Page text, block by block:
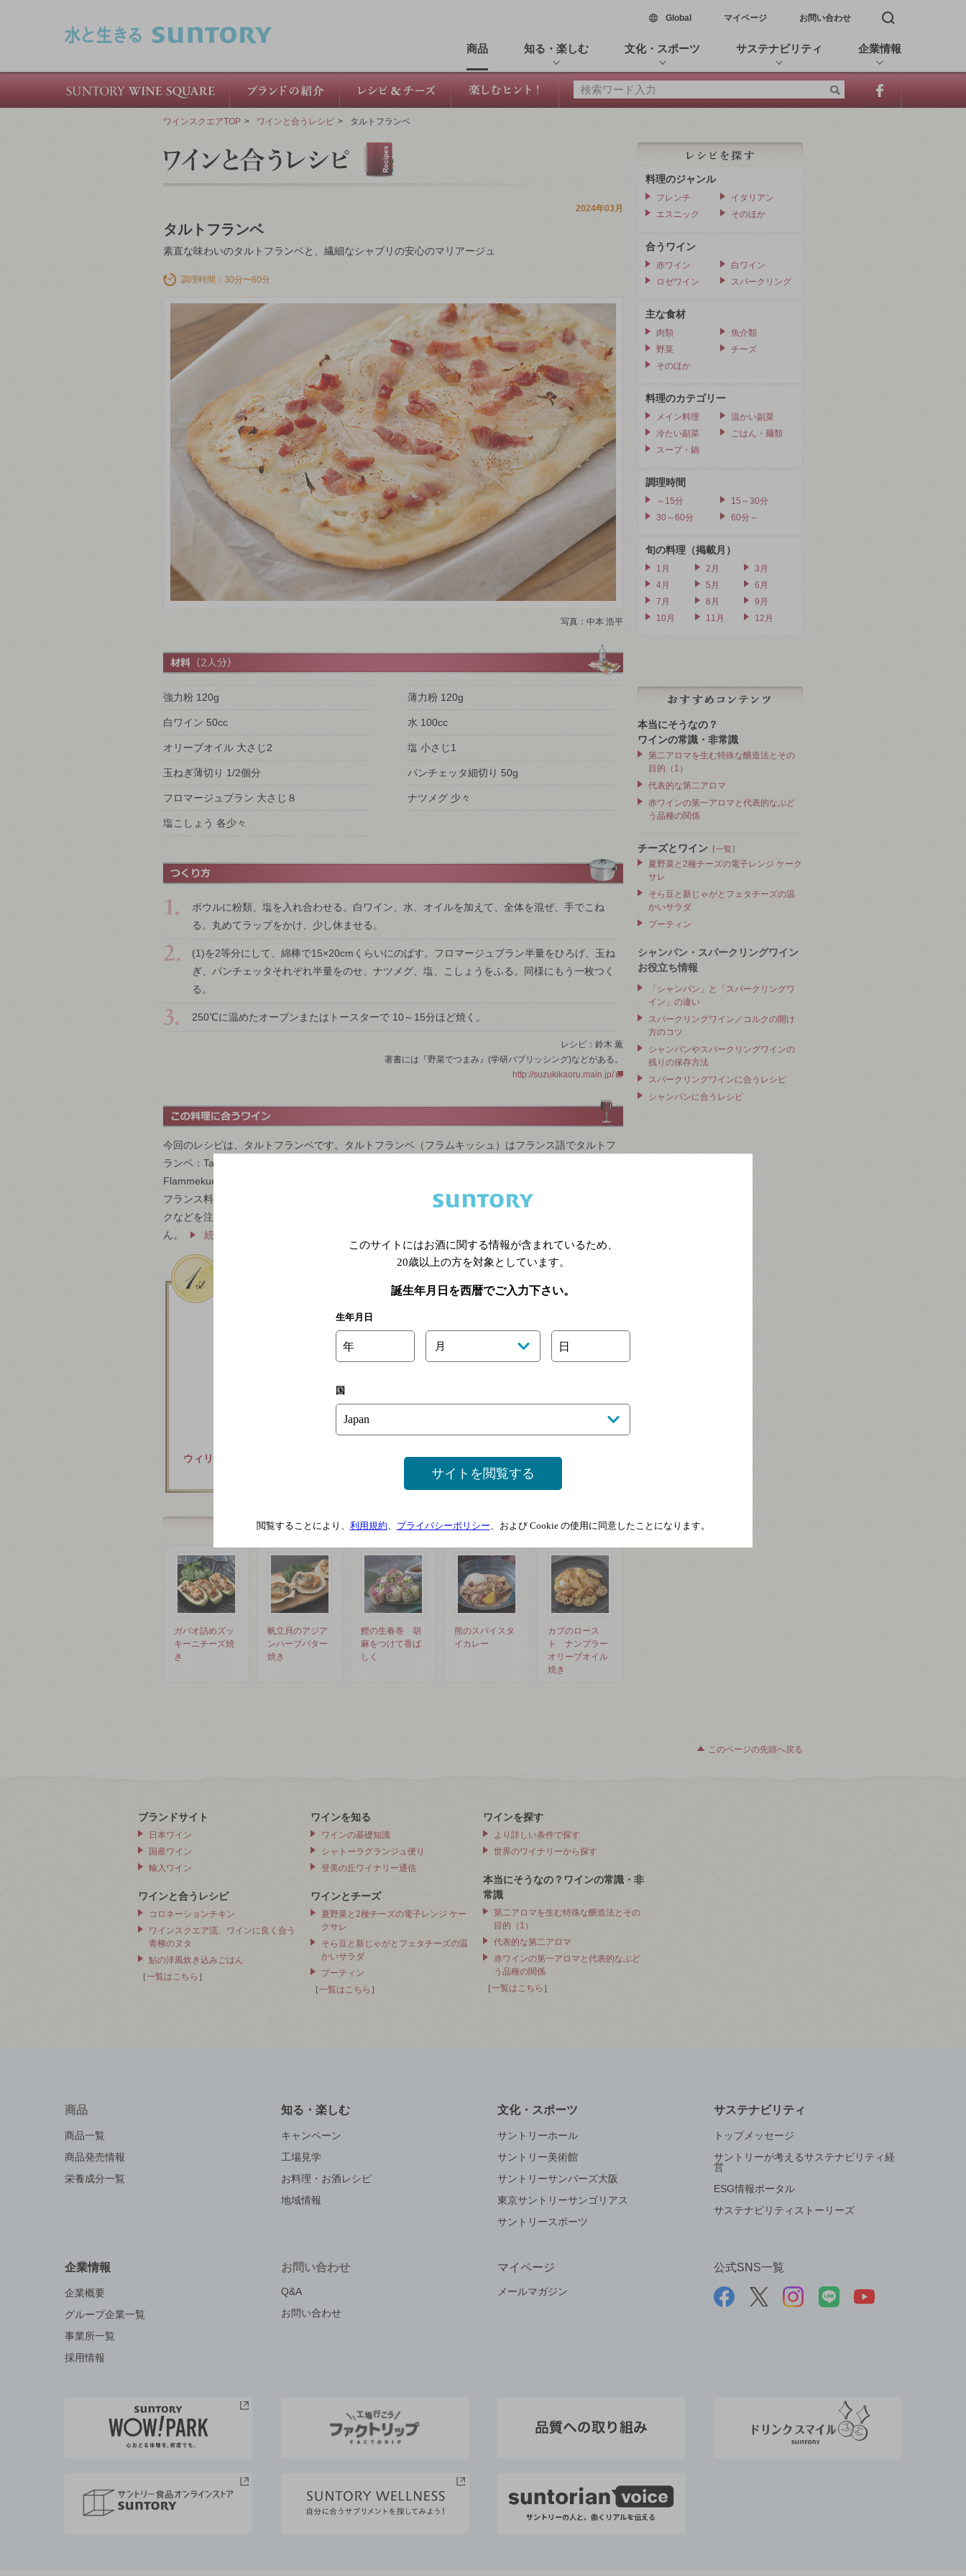
Global新しいウィンドウで開く
マイページ お問い合わせ 検索窓を開く
商品 知る・楽しむ 文化・スポーツ サステナビリティ 企業情報
ワインスクエアTOP > ワインと合うレシピ > タルトフランベ
2024年03月
タルトフランベ
素直な味わいのタルトフランベと、繊細なシャブリの安心のマリアージュ
調理時間：30分〜60分
写真：中本 浩平
強力粉 120g
白ワイン 50cc
オリーブオイル 大さじ2
玉ねぎ薄切り 1/2個分
フロマージュブラン 大さじ８
塩こしょう 各少々
薄力粉 120g
水 100cc
塩 小さじ1
パンチェッタ細切り 50g
ナツメグ 少々
ボウルに粉類、塩を入れ合わせる。白ワイン、水、オイルを加えて、全体を混ぜ、手でこね
る。丸めてラップをかけ、少し休ませる。
(1)を2等分にして、綿棒で15×20cmくらいにのばす。フロマージュブラン半量をひろげ、玉ね
ぎ、パンチェッタそれぞれ半量をのせ、ナツメグ、塩、こしょうをふる。同様にもう一枚つく
る。
250℃に温めたオーブンまたはトースターで 10～15分ほど焼く。
レシピ：鈴木 薫
著書には『野菜でつまみ』(学研パブリッシング)などがある。
http://suzukikaoru.main.jp/
今回のレシピは、タルトフランベです。タルトフランベ（フラムキッシュ）はフランス語でタルトフ
ランベ：Tarte Flambée、ドイツ語でフラムクーヘン：Flammkuchenアルザス語ではフラムクーヘ：
Flammekuecheです。フランス語のタルトフランベの名前には「フランベ」の部分があります。普通
フランス料理でフランベというと、例えば、ステーキを焼く時に、フライパンの上の肉に、コニャッ
クなどを注ぎかけて火をつける技法です。でもこのタルトフランベには、その燃やす工程はありませ
ん。
続きを見る
ウィリアム フェーブル
ヴュー パープ フランス
サントリーフロムファーム
高山村シャルドネ
一覧を見る
ガパオ詰めズッ
キーニチーズ焼
き
帆立貝のアジア
ンハーブバター
焼き
鰹の生春巻 胡
麻をつけて香ば
しく
熊のスパイスタ
イカレー
カブのロース
ト ナンプラー
オリーブオイル
焼き
料理のジャンル
フレンチ
イタリアン
エスニック
そのほか
合うワイン
赤ワイン
白ワイン
ロゼワイン
スパークリング
主な食材
肉類
魚介類
野菜
チーズ
そのほか
料理のカテゴリー
メイン料理
温かい副菜
冷たい副菜
ごはん・麺類
スープ・鍋
調理時間
～15分
15～30分
30～60分
60分～
旬の料理（掲載月）
1月 2月
3月
4月
5月
6月
7月
8月
9月
10月
11月 12月
本当にそうなの？
ワインの常識・非常識
第二アロマを生む特殊な醸造法とその
目的（1）
代表的な第二アロマ
赤ワインの第一アロマと代表的なぶど
う品種の関係
チーズとワイン ［一覧］
夏野菜と2種チーズの電子レンジ ケーク
サレ
そら豆と新じゃがとフェタチーズの温
かいサラダ
プーティン
シャンパン・スパークリングワイン
お役立ち情報
「シャンパン」と「スパークリングワ
イン」の違い
スパークリングワイン／コルクの開け
方のコツ
シャンパンやスパークリングワインの
残りの保存方法
スパークリングワインに合うレシピ
シャンパンに合うレシピ
このページの先頭へ戻る
ブランドサイト
日本ワイン
国産ワイン
輸入ワイン
ワインと合うレシピ
コロネーションチキン
ワインスクエア流、ワインに良く合う
青柳のヌタ
鮎の洋風炊き込みごはん
［一覧はこちら ］
ワインを知る
ワインの基礎知識
シャトーラグランジュ便り
登美の丘ワイナリー通信
ワインとチーズ
夏野菜と2種チーズの電子レンジ ケー
クサレ
そら豆と新じゃがとフェタチーズの温
かいサラダ
プーティン
［一覧はこちら ］
ワインを探す
より詳しい条件で探す
世界のワイナリーから探す
本当にそうなの？ワインの常識・非
常識
第二アロマを生む特殊な醸造法とその
目的（1）
代表的な第二アロマ
赤ワインの第一アロマと代表的なぶど
う品種の関係
［一覧はこちら ］
商品
商品一覧
商品発売情報
栄養成分一覧
知る・楽しむ
キャンペーン
工場見学
お料理・お酒レシピ
地域情報
文化・スポーツ
サントリーホール
サントリー美術館
サントリーサンバーズ大阪
東京サントリーサンゴリアス
サントリースポーツ
サステナビリティ
トップメッセージ
サントリーが考えるサステナビリティ経
営
ESG情報ポータル
サステナビリティストーリーズ
企業情報
企業概要
グループ企業一覧
事業所一覧
採用情報
お問い合わせ
Q&A
お問い合わせ
マイページ
メールマガジン
公式SNS一覧
このサイトにはお酒に関する情報が含まれているため、
20歳以上の方を対象としています。
誕生年月日を西暦でご入力下さい。
生年月日
年 月 日
国
サイトを閲覧する
閲覧することにより、 利用規約 プライバシーポリシー 、および Cookie の使用に同意したことになります。